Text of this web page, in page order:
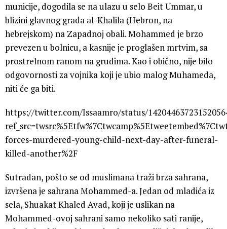
municije, dogodila se na ulazu u selo Beit Ummar, u
blizini glavnog grada al-Khalila (Hebron, na
hebrejskom) na Zapadnoj obali. Mohammed je brzo
prevezen u bolnicu, a kasnije je proglašen mrtvim, sa
prostrelnom ranom na grudima. Kao i obično, nije bilo
odgovornosti za vojnika koji je ubio malog Muhameda,
niti će ga biti.
https://twitter.com/Issaamro/status/
forces-murdered-young-child-next-day-after-funeral-
killed-another%2F
Sutradan, pošto se od muslimana traži brza sahrana,
izvršena je sahrana Mohammed-a. Jedan od mladića iz
sela, Shuakat Khaled Avad, koji je uslikan na
Mohammed-ovoj sahrani samo nekoliko sati ranije,